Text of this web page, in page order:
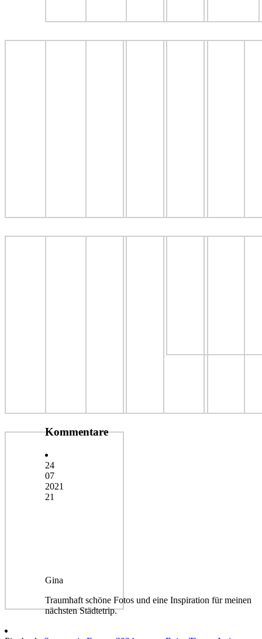
Kommentare
24
07
2021
21
Gina
Traumhaft schöne Fotos und eine Inspiration für meinen
nächsten Städtetrip.